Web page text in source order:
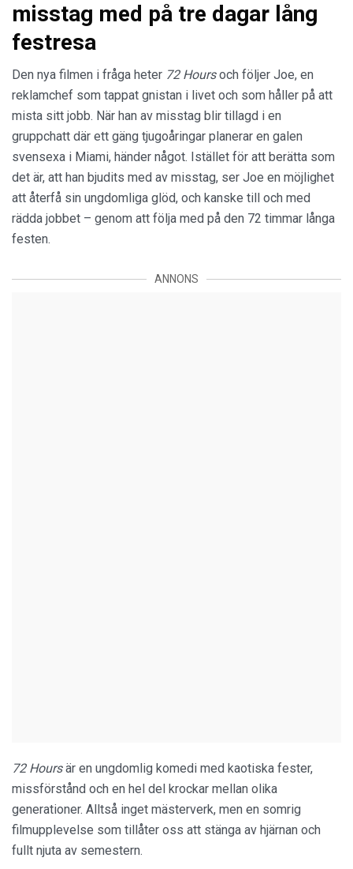
misstag med på tre dagar lång
festresa
Den nya filmen i fråga heter 72 Hoursoch följer Joe, en
reklamchef som tappat gnistan i livet och som håller på att
mista sitt jobb. När han av misstag blir tillagd i en
gruppchatt där ett gäng tjugoåringar planerar en galen
svensexa i Miami, händer något. Istället för att berätta som
det är, att han bjudits med av misstag, ser Joe en möjlighet
att återfå sin ungdomliga glöd, och kanske till och med
rädda jobbet – genom att följa med på den 72 timmar långa
festen.
ANNONS
72 Hoursär en ungdomlig komedi med kaotiska fester,
missförstånd och en hel del krockar mellan olika
generationer. Alltså inget mästerverk, men en somrig
filmupplevelse som tillåter oss att stänga av hjärnan och
fullt njuta av semestern.